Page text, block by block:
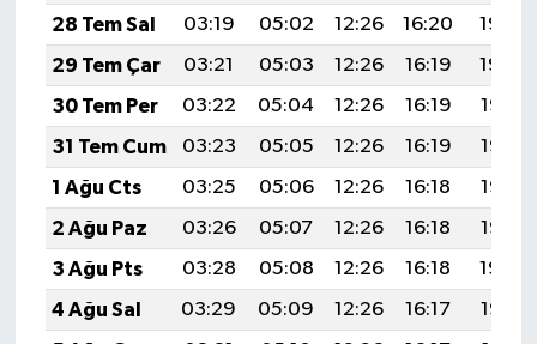
28 Tem Sal
03:19 05:02 12:26 16:20
19:40
29 Tem Çar
03:21 05:03 12:26 16:19
19:39
30 Tem Per
03:22 05:04 12:26 16:19
19:38
31 Tem Cum
03:23 05:05 12:26 16:19
19:37
1 Ağu Cts
03:25 05:06 12:26 16:18
19:36
2 Ağu Paz
03:26 05:07 12:26 16:18
19:35
3 Ağu Pts
03:28 05:08 12:26 16:18
19:34
4 Ağu Sal
03:29 05:09 12:26 16:17
19:33